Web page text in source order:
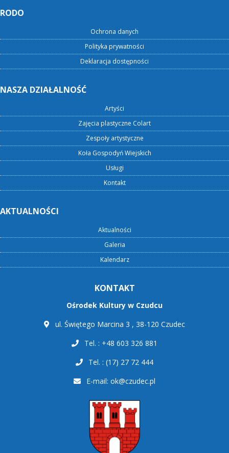
RODO
Ochrona danych
Polityka prywatności
Deklaracja dostępności
NASZA DZIAŁALNOŚĆ
Artyści
Zajęcia plastyczne Colart
Zespoły artystyczne
Koła Gospodyń Wiejskich
Usługi
Kontakt
AKTUALNOŚCI
Aktualności
Galeria
Kalendarz
KONTAKT
Ośrodek Kultury w Czudcu
ul. Świętego Marcina 3 , 38-120 Czudec
Tel. : +48 603 326 881
Tel. : (17) 27 72 444
E-mail: ok@czudec.pl